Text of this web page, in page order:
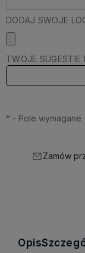
DODAJ SWOJE
TWOJE SUGESTIE
* - Pole wymagane
Zamów
Opis